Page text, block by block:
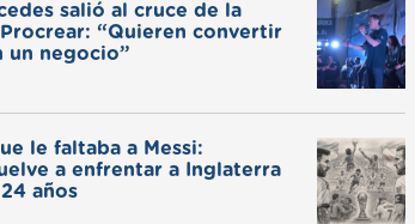
salió al cruce de la
“Quieren convertir
un negocio”
le faltaba a Messi:
a enfrentar a Inglaterra
años